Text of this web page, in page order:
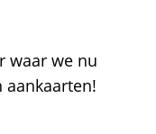
waar we nu